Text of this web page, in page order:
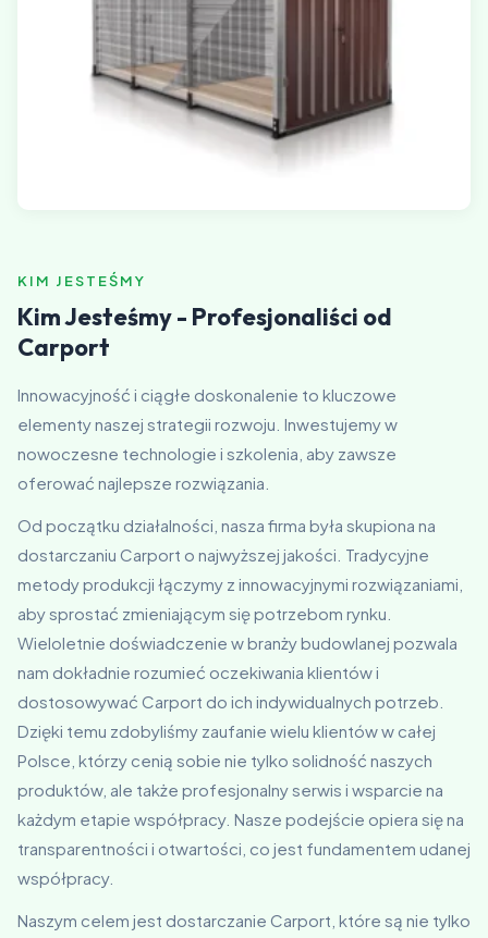
KIM JESTEŚMY
Kim Jesteśmy - Profesjonaliści od
Carport
Innowacyjność i ciągłe doskonalenie to kluczowe
elementy naszej strategii rozwoju. Inwestujemy w
nowoczesne technologie i szkolenia, aby zawsze
oferować najlepsze rozwiązania.
Od początku działalności, nasza firma była skupiona na
dostarczaniu Carport o najwyższej jakości. Tradycyjne
metody produkcji łączymy z innowacyjnymi rozwiązaniami,
aby sprostać zmieniającym się potrzebom rynku.
Wieloletnie doświadczenie w branży budowlanej pozwala
nam dokładnie rozumieć oczekiwania klientów i
dostosowywać Carport do ich indywidualnych potrzeb.
Dzięki temu zdobyliśmy zaufanie wielu klientów w całej
Polsce, którzy cenią sobie nie tylko solidność naszych
produktów, ale także profesjonalny serwis i wsparcie na
każdym etapie współpracy. Nasze podejście opiera się na
transparentności i otwartości, co jest fundamentem udanej
współpracy.
Naszym celem jest dostarczanie Carport, które są nie tylko